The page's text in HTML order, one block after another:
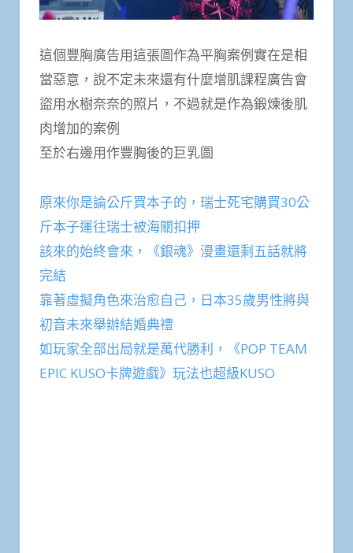
這個豐胸廣告用這張圖作為平胸案例實在是相
當惡意，說不定未來還有什麼增肌課程廣告會
盜用水樹奈奈的照片，不過就是作為鍛煉後肌
肉增加的案例
至於右邊用作豐胸後的巨乳圖
原來你是論公斤買本子的，瑞士死宅購買30公
斤本子運往瑞士被海關扣押
該來的始終會來，《銀魂》漫畫還剩五話就將
完結
靠著虛擬角色來治愈自己，日本35歲男性將與
初音未來舉辦結婚典禮
如玩家全部出局就是萬代勝利，《POP TEAM
EPIC KUSO卡牌遊戲》玩法也超級KUSO